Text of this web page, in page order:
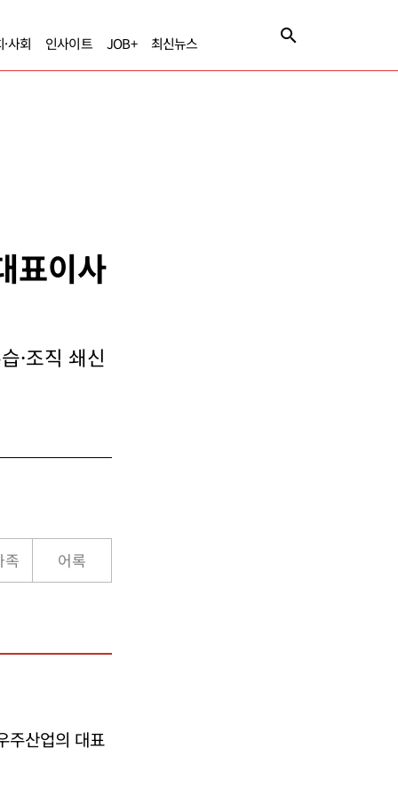
사회 인사이트 JOB+ 최신뉴스
표이사
·조직 쇄신
족 어록
주산업의 대표